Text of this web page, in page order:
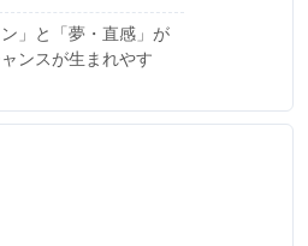
」と「夢・直感」が
ンスが生まれやす